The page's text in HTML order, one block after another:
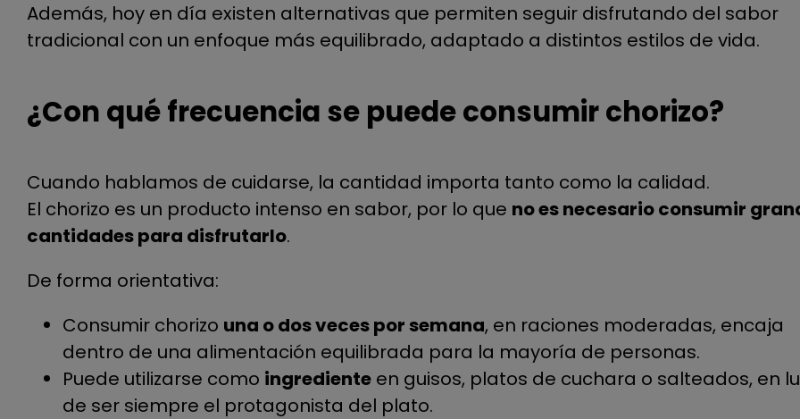
Además, hoy en día existen alternativas que permiten seguir disfrutando del sabor
tradicional con un enfoque más equilibrado, adaptado a distintos estilos de vida.
¿Con qué frecuencia se puede consumir chorizo?
Cuando hablamos de cuidarse, la cantidad importa tanto como la calidad.
El chorizo es un producto intenso en sabor, por lo que no es necesario consumir
cantidades para disfrutarlo.
De forma orientativa:
Consumir chorizo una o dos veces por semana, en raciones moderadas, encaja
dentro de una alimentación equilibrada para la mayoría de personas.
Puede utilizarse como ingredienteen guisos, platos de cuchara o salteados, en
de ser siempre el protagonista del plato.